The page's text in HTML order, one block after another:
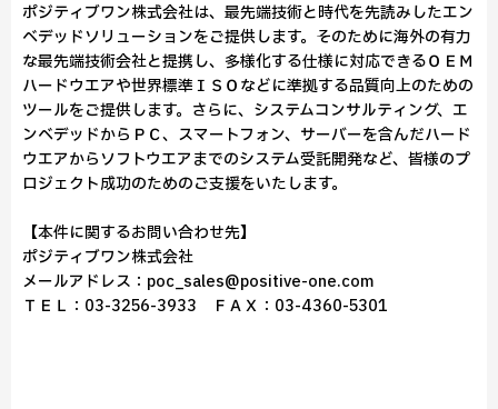
ポジティブワン株式会社は、最先端技術と時代を先読みしたエン
ベデッドソリューションをご提供します。そのために海外の有力
な最先端技術会社と提携し、多様化する仕様に対応できるＯＥＭ
ハードウエアや世界標準ＩＳＯなどに準拠する品質向上のための
ツールをご提供します。さらに、システムコンサルティング、エ
ンベデッドからＰＣ、スマートフォン、サーバーを含んだハード
ウエアからソフトウエアまでのシステム受託開発など、皆様のプ
ロジェクト成功のためのご支援をいたします。
【本件に関するお問い合わせ先】
ポジティブワン株式会社
メールアドレス：poc_sales@positive-one.com
ＴＥＬ：03-3256-3933 ＦＡＸ：03-4360-5301